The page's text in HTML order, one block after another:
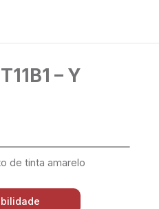
– Y
de tinta amarelo